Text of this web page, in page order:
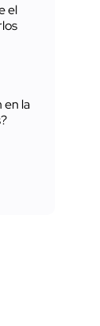
el
en la